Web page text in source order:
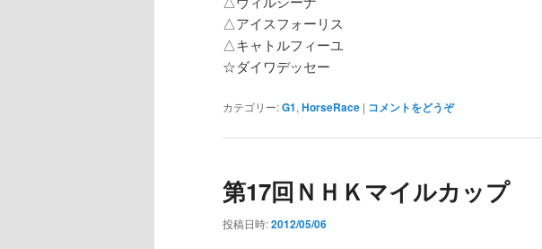
△アイスフォーリス
△キャトルフィーユ
☆ダイワデッセー
カテゴリー:G1, HorseRace | コメントをどうぞ
第17回ＮＨＫマイルカップ
投稿日時:2012/05/06